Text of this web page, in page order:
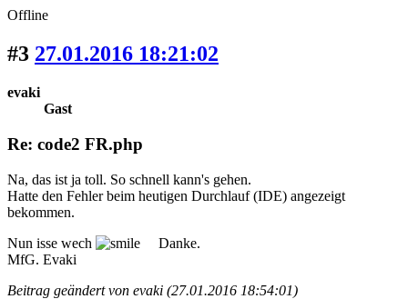
Offline
#3 27.01.2016 18:21:02
evaki
Gast
Re: code2 FR.php
Na, das ist ja toll. So schnell kann's gehen.
Hatte den Fehler beim heutigen Durchlauf (IDE) angezeigt
bekommen.
Nun isse wech
Danke.
MfG. Evaki
Beitrag geändert von evaki (27.01.2016 18:54:01)